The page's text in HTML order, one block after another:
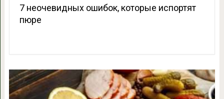
7 неочевидных ошибок, которые испортят
пюре